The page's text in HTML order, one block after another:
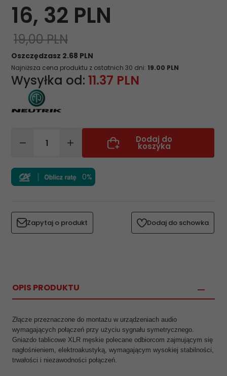
16, 32 PLN
19,00 PLN
Oszczędzasz 2.68 PLN
Najniższa cena produktu z ostatnich 30 dni: 19.00 PLN
Wysyłka od: 11.37 PLN
Dodaj do
koszyka
0%
Zapytaj o produkt Dodaj do schowka
OPIS PRODUKTU
Złącze przeznaczone do montażu w urządzeniach audio
wymagających połączeń przy użyciu sygnału symetrycznego.
Gniazdo tablicowe XLR męskie polecane odbiorcom zajmującym się
nagłośnieniem, elektroakustyką, wymagającym wysokiej stabilności,
trwałości i niezawodności połączeń.